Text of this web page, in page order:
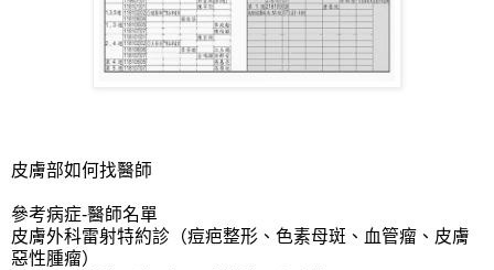
皮膚部如何找醫師
參考病症-醫師名單
皮膚外科雷射特約診（痘疤整形、色素母斑、血管瘤、皮膚
惡性腫瘤）